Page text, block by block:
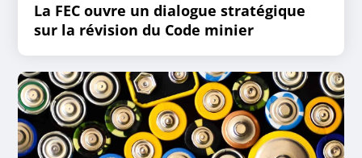
La FEC ouvre un dialogue stratégique
sur la révision du Code minier